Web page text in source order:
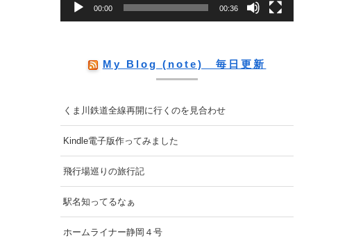
00:00 00:36
My Blog (note) 毎日更新
くま川鉄道全線再開に行くのを見合わせ
Kindle電子版作ってみました
飛行場巡りの旅行記
駅名知ってるなぁ
ホームライナー静岡４号